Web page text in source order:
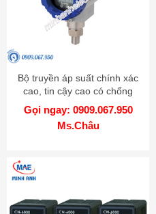
Bộ truyền áp suất chính xác
cao, tin cậy cao có chống
cháy nổ - Model KT-302H
Gọi ngay: 0909.067.950
Ms.Châu